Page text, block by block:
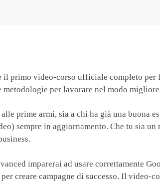
il primo video-corso ufficiale completo per
metodologie per lavorare nel modo
alle prime armi, sia a chi ha già una
sempre in aggiornamento. Che tu sia
imparerai ad usare correttamente
creare campagne di successo. Il